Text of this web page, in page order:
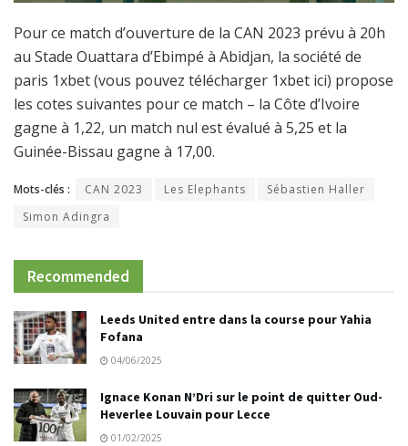
Pour ce match d’ouverture de la CAN 2023 prévu à 20h
au Stade Ouattara d’Ebimpé à Abidjan, la société de
paris 1xbet (vous pouvez télécharger 1xbet ici) propose
les cotes suivantes pour ce match – la Côte d’Ivoire
gagne à 1,22, un match nul est évalué à 5,25 et la
Guinée-Bissau gagne à 17,00.
Mots-clés : CAN 2023 Les Elephants
Sébastien Haller
Simon Adingra
Recommended
Leeds United entre dans la course pour Yahia
Fofana
04/06/2025
Ignace Konan N’Dri sur le point de quitter Oud-
Heverlee Louvain pour Lecce
01/02/2025